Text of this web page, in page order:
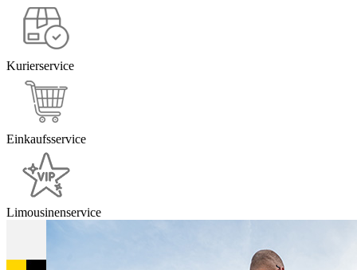
Kurierservice
Einkaufsservice
Limousinenservice